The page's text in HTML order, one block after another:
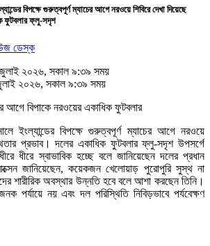
বিপক্ষে গুরুত্বপূর্ণ ম্যাচের আগে নরওয়ে শিবিরে দেখা দিয়েছে
ফুটবলার ফ্লু-সদৃশ
ডেস্ক
২০২৬, সকাল ৯:৩৯ সময়
২০২৬, সকাল ৯:৩৯ সময়
ইংল্যান্ডের বিপক্ষে গুরুত্বপূর্ণ ম্যাচের আগে নরওয়ে
প্রভাব। দলের একাধিক ফুটবলার ফ্লু-সদৃশ উপসর্গে
ধীরে স্বাভাবিক হচ্ছে বলে জানিয়েছেন দলের প্রধান
জানিয়েছেন, কয়েকজন খেলোয়াড় পুরোপুরি সুস্থ না
শারীরিক অবস্থার উন্নতি হবে বলে আশা করছেন তিনি।
পর্যায়ে নয় এবং দল পরিস্থিতি নিবিড়ভাবে পর্যবেক্ষণ